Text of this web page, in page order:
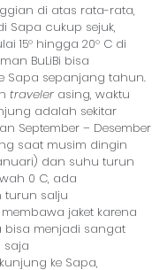
di atas rata-rata,
Sapa cukup sejuk,
15° hingga 20° C di
BuLiBi bisa
Sapa sepanjang tahun.
traveler asing, waktu
adalah sekitar
September – Desember
saat musim dingin
dan suhu turun
0 C, ada
turun salju
jaket karena
bisa menjadi sangat
saja
ke Sapa,